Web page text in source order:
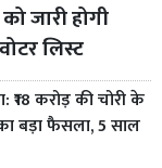
जारी होगी
लिस्ट
₹18 करोड़ की चोरी के
का बड़ा फैसला, 5 साल